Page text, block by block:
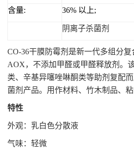
含量: 36% 以上;
阴离子杀菌剂
CO-36干膜防霉剂是新一代多组分
AOX，不添加甲醛或甲醛释放剂。
类、辛基异噻唑啉酮类等助剂复配
菌剂产品。用作材料、竹木制品、
特性
外观：乳白色分散液
气味：轻微